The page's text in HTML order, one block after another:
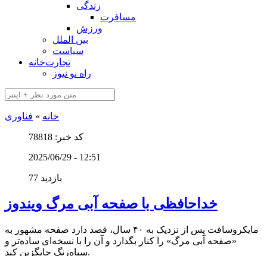
زندگی
مسافرت
ورزش
بین الملل
سیاست
تجارت‌خانه
راه نو نیوز
خانه » فناوری
کد خبر: 78818
2025/06/29 - 12:51
77 بازدید
خداحافظی با صفحه آبی مرگ ویندوز
مایکروسافت پس از نزدیک به ۴۰ سال، قصد دارد صفحه مشهور به
«صفحه آبی مرگ» را کنار بگذارد و آن را با نسخه‌ای ساده‌تر و
سیاه‌رنگ جایگزین کند.